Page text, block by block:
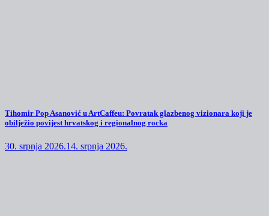
Tihomir Pop Asanović u ArtCaffeu: Povratak glazbenog vizionara koji je
obilježio povijest hrvatskog i regionalnog rocka
30. srpnja 2026.14. srpnja 2026.